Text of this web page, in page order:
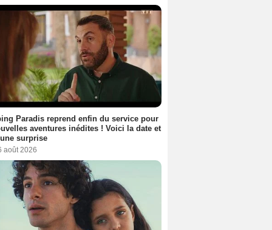
Paradis reprend enfin du service pour
aventures inédites ! Voici la date et
surprise
août 2026